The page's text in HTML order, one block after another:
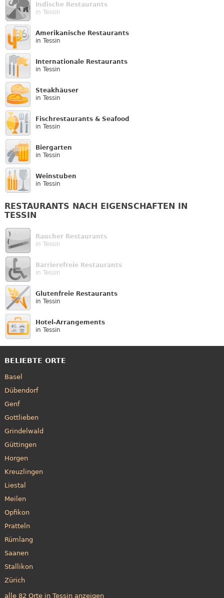
Indische Restaurants
in Tessin
Amerikanische Restaurants
in Tessin
Internationale Restaurants
in Tessin
Steakhäuser
in Tessin
Fischrestaurants & Seafood
in Tessin
Biergarten
in Tessin
Weinstuben
in Tessin
RESTAURANTS NACH EIGENSCHAFTEN IN
TESSIN
Raucher Restaurants
in Tessin
Barrierefreie Restaurants
in Tessin
Glutenfreie Restaurants
in Tessin
Hotel-Arrangements
in Tessin
BELIEBTE ORTE
Basel
Dübendorf
Genf
Gottlieben
Grindelwald
Güttingen
Horgen
Kreuzlingen
Liestal
Meilen
Opfikon
Pratteln
Rümlang
Saanen
Stallikon
Zürich
alle 82 Orte in Tessin anzeigen